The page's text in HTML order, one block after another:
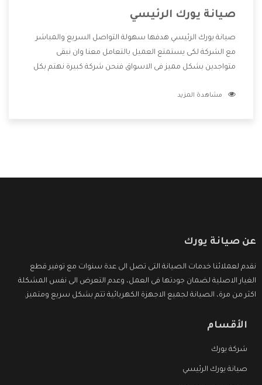
صيانة يورك الرئيسي
صيانة يورك الرئيسي هدفها سهولة التواصل السريع والمباشر
مع الشركة لكى يستمتع العميل بالتعامل معنا وان نبقى
متواجدين بشكل مميز فى الاسواق فنحن شركة كبيرة نهتم بكل
الشركة بها والتى تكون منها خدمة الصيانة التى تكون من أهم
مشاهدة المزيد
عن صيانة يورك
نقدم لعملائنا خدمات الصيانة التى تصل الى عدة سنوات مع توفير قطع
الغيار الاصلية لضمان جودتها فى العمل، وعدم التعرض الى نفس المشكلة
اكثر من مرة، الصيانة لجميع الاجهزة الكهربائية تتم بشكل سريع ومتميز.
الأقسام
شركة يورك
صيانة يورك الرئيسي